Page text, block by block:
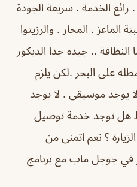
رائع الخدمة . سريعة الجودة
. المحار . والرزيتوا
النظافة .. جيده جدا الديكور
على البحر .لكن يلزم
يوجد موسيقى . لا يوجد
هل توجد خدمة توصيل
؟ نعم اتمنى من
في جوجل ماب مع برنامج